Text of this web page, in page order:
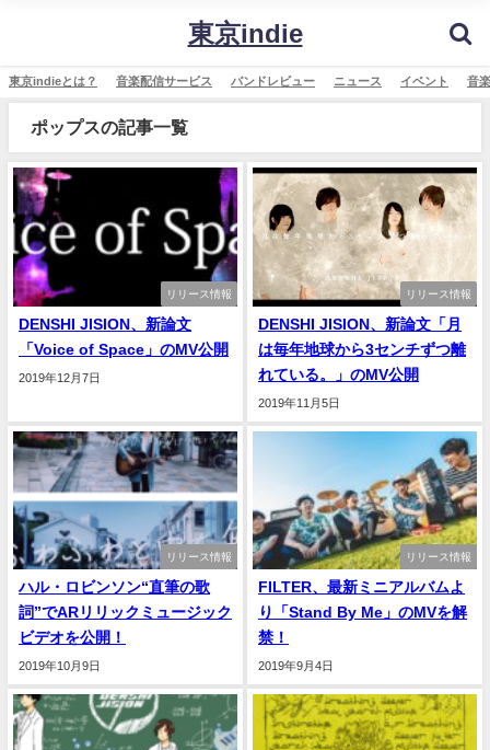
東京indie
東京indieとは？ 音楽配信サービス バンドレビュー ニュース イベント 音
ポップスの記事一覧
リリース情報
DENSHI JISION、新論文
「Voice of Space」のMV公開
2019年12月7日
リリース情報
DENSHI JISION、新論文「月
は毎年地球から3センチずつ離
れている。」のMV公開
2019年11月5日
リリース情報
ハル・ロビンソン“直筆の歌
詞”でARリリックミュージック
ビデオを公開！
2019年10月9日
リリース情報
FILTER、最新ミニアルバムよ
り「Stand By Me」のMVを解
禁！
2019年9月4日